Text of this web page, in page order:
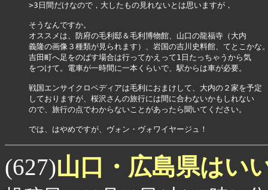
>3日間だけなので，大したもの見れないとは思いますが，
そうなんですか。
オススメは、防府の毛利邸＆毛利博物館、山口の龍福寺（大内
義隆の画像３種類が見られます）、岩国の吉川史料館、てとこかな
吉田町へ足をのばす場合は行ってかえって1日たっちゃうから気
をつけて。電車が一時間に一本くらいで、駅からは車が必要。
戦国エンサイクロペディアは毛利におまけして、大内の２家を予定
しておりますが、桜沢さんの旅行には間に合わないかもしれない
ので、旅行の点でわからないことがあったら聞いてください。
では、はやめですが、ヴォン・ヴォワイヤージュ！
(627)山口・広島県はい